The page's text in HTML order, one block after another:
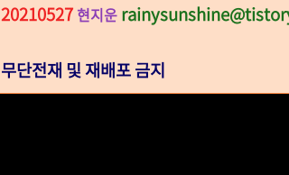
20210527 현지운
무단전재 및 재배포 금지